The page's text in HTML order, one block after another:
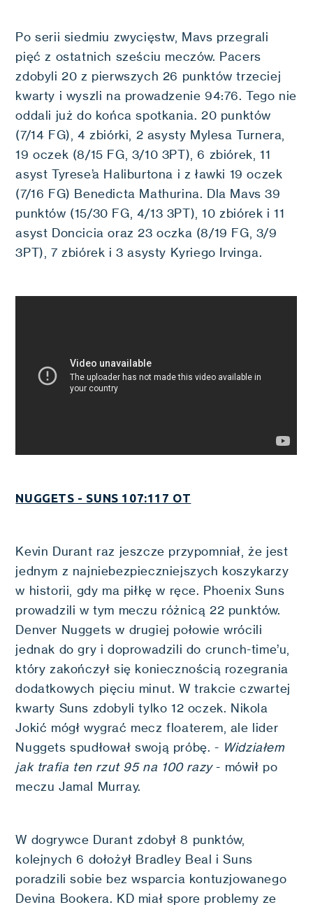
Po serii siedmiu zwycięstw, Mavs przegrali
pięć z ostatnich sześciu meczów. Pacers
zdobyli 20 z pierwszych 26 punktów trzeciej
kwarty i wyszli na prowadzenie 94:76. Tego nie
oddali już do końca spotkania. 20 punktów
(7/14 FG), 4 zbiórki, 2 asysty Mylesa Turnera,
19 oczek (8/15 FG, 3/10 3PT), 6 zbiórek, 11
asyst Tyrese’a Haliburtona i z ławki 19 oczek
(7/16 FG) Benedicta Mathurina. Dla Mavs 39
punktów (15/30 FG, 4/13 3PT), 10 zbiórek i 11
asyst Doncicia oraz 23 oczka (8/19 FG, 3/9
3PT), 7 zbiórek i 3 asysty Kyriego Irvinga.
NUGGETS - SUNS 107:117 OT
Kevin Durant raz jeszcze przypomniał, że jest
jednym z najniebezpieczniejszych koszykarzy
w historii, gdy ma piłkę w ręce. Phoenix Suns
prowadzili w tym meczu różnicą 22 punktów.
Denver Nuggets w drugiej połowie wrócili
jednak do gry i doprowadzili do crunch-time’u,
który zakończył się koniecznością rozegrania
dodatkowych pięciu minut. W trakcie czwartej
kwarty Suns zdobyli tylko 12 oczek. Nikola
Jokić mógł wygrać mecz floaterem, ale lider
Nuggets spudłował swoją próbę. - Widziałem
jak trafia ten rzut 95 na 100 razy- mówił po
meczu Jamal Murray.
W dogrywce Durant zdobył 8 punktów,
kolejnych 6 dołożył Bradley Beal i Suns
poradzili sobie bez wsparcia kontuzjowanego
Devina Bookera. KD miał spore problemy ze